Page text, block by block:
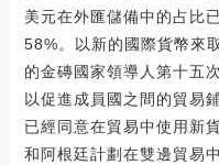
美元在外匯儲備中的占比
58%。以新的國際貨幣來
的金磚國家領導人第十五
以促進成員國之間的貿易
已經同意在貿易中使用新
和阿根廷計劃在雙邊貿易